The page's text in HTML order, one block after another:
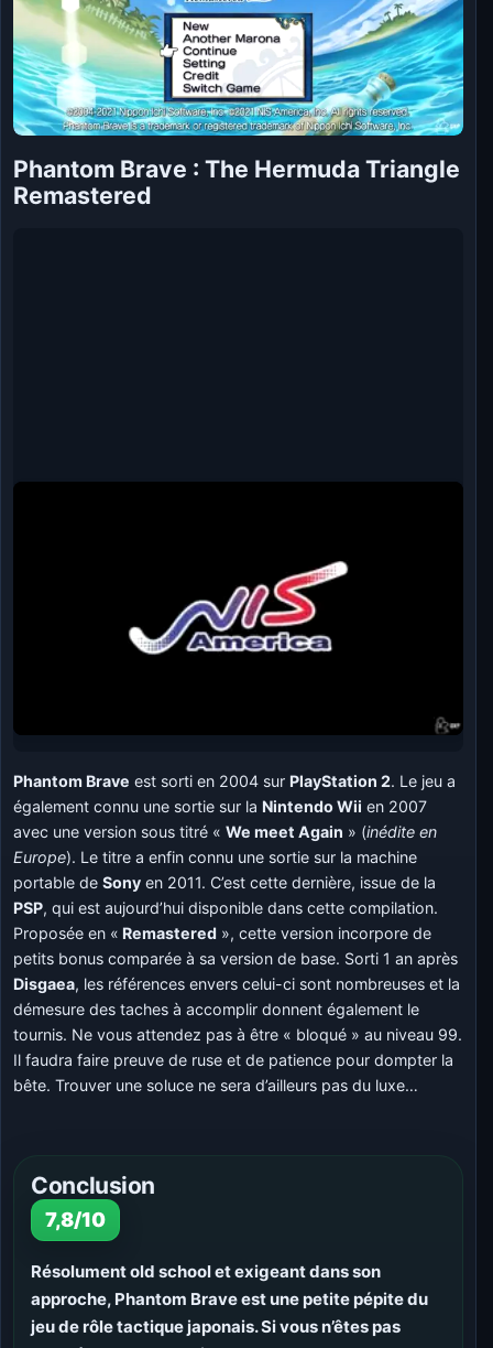
Phantom Brave : The Hermuda Triangle
Remastered
Phantom Brave est sorti en 2004 sur PlayStation 2. Le jeu a
également connu une sortie sur la Nintendo Wii en 2007
avec une version sous titré «We meet Again » (inédite en
Europe). Le titre a enfin connu une sortie sur la machine
portable deSony en 2011. C’est cette dernière, issue de la
PSP, qui est aujourd’hui disponible dans cette compilation.
Proposée en « Remastered », cette version incorpore de
petits bonus comparée à sa version de base. Sorti 1 an après
Disgaea, les références envers celui-ci sont nombreuses et la
démesure des taches à accomplir donnent également le
tournis. Ne vous attendez pas à être « bloqué » au niveau 99.
Il faudra faire preuve de ruse et de patience pour dompter la
bête. Trouver une soluce ne sera d’ailleurs pas du luxe…
Conclusion
7,8/10
Résolument old school et exigeant dans son
approche, Phantom Brave est une petite pépite du
jeu de rôle tactique japonais. Si vous n’êtes pas